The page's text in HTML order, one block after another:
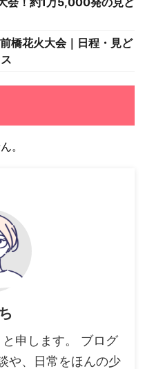
橋花火大会｜日程・見ど
。
申します。 ブログ
や、日常をほんの少